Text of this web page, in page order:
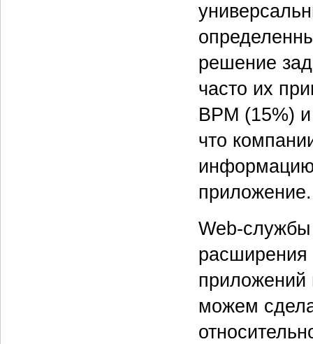
решение
часто их
BPM (15%)
что
информацию
приложение.
Web-службы
приложений
можем